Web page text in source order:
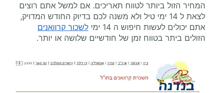
המחיר הזול ביותר לטווח תאריכים. אם למשל אתם רוצים
לצאת ל 14 ימי טיל ולא משנה לכם בדיוק החודש המדויק,
אתם יכולים לעשות חיפוש ה 14 ימי
לשכור קרוואנים
הזולים ביתר בטווח זמן של חודשיים שלושה או יותר.